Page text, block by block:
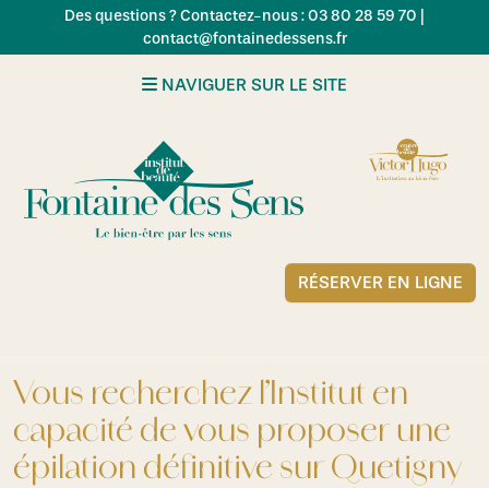
Skip to main content
Des questions ? Contactez-nous : 03 80 28 59 70 |
contact@fontainedessens.fr
NAVIGUER SUR LE SITE
RÉSERVER EN LIGNE
Vous recherchez l’Institut en
capacité de vous proposer une
épilation définitive sur Quetigny